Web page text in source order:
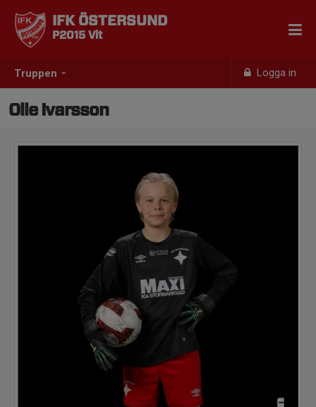
Truppen Logga in
IFK ÖSTERSUND
P2015 Vit
Olle Ivarsson